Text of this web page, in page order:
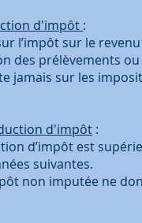
d'impôt :
l’impôt sur le
des prélèvements
jamais sur les
d'impôt :
d’impôt est
suivantes.
non imputée ne